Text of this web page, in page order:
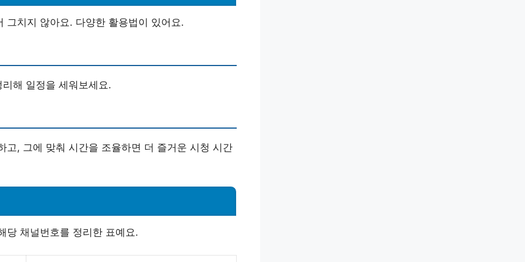
그치지 않아요. 다양한 활용법이 있어요.
해 일정을 세워보세요.
고, 그에 맞춰 시간을 조율하면 더 즐거운 시청 시간
당 채널번호를 정리한 표예요.